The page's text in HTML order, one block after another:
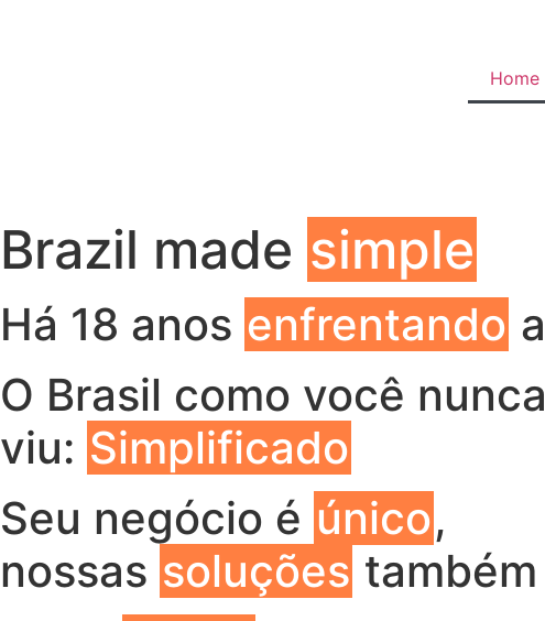
Home
Brazil made simple
Há 18 anos enfrentando a
O Brasil como você nunca
viu: Simplificado
Seu negócio é único,
nossas soluções também